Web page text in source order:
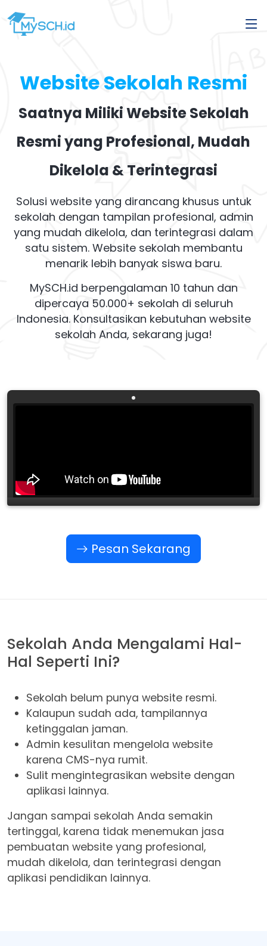
Website Sekolah Resmi
Saatnya Miliki Website Sekolah
Resmi yang Profesional, Mudah
Dikelola & Terintegrasi
Solusi website yang dirancang khusus untuk
sekolah dengan tampilan profesional, admin
yang mudah dikelola, dan terintegrasi dalam
satu sistem. Website sekolah membantu
menarik lebih banyak siswa baru.
MySCH.id berpengalaman 10 tahun dan
dipercaya 50.000+ sekolah di seluruh
Indonesia. Konsultasikan kebutuhan website
sekolah Anda, sekarang juga!
Pesan Sekarang
Sekolah Anda Mengalami Hal-
Hal Seperti Ini?
Sekolah belum punya website resmi.
Kalaupun sudah ada, tampilannya
ketinggalan jaman.
Admin kesulitan mengelola website
karena CMS-nya rumit.
Sulit mengintegrasikan website dengan
aplikasi lainnya.
Jangan sampai sekolah Anda semakin
tertinggal, karena tidak menemukan jasa
pembuatan website yang profesional,
mudah dikelola, dan terintegrasi dengan
aplikasi pendidikan lainnya.